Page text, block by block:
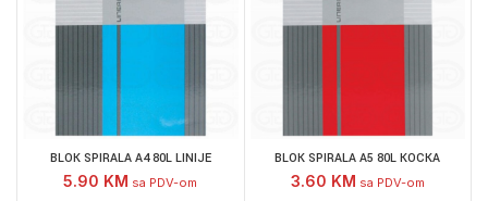
BLOK SPIRALA A4 80L LINIJE
5.90 KM sa PDV-om
BLOK SPIRALA A5 80L KOCKA
3.60 KM sa PDV-om